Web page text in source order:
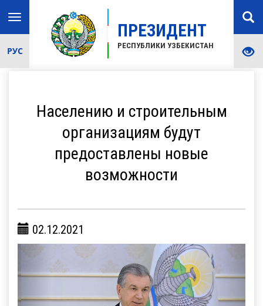
ПРЕЗИДЕНТ
РЕСПУБЛИКИ УЗБЕКИСТАН
Toggle
navigation
РУС
Населению и строительным
организациям будут
предоставлены новые
возможности
02.12.2021